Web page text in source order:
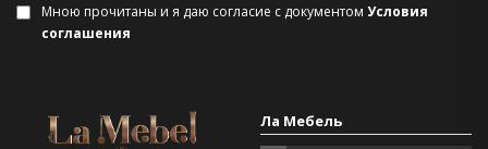
Мною прочитаны и я даю согласие с документом Условия
соглашения
Ла Мебель